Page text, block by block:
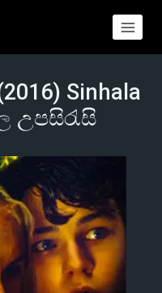
Sinhala
උපසිරැසි